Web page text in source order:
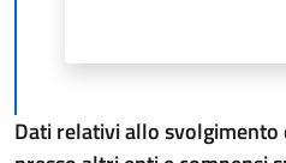
Dati relativi allo svolgimento